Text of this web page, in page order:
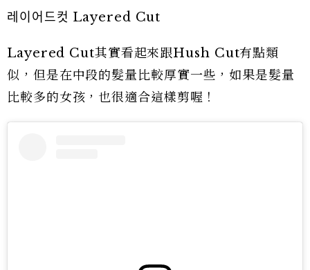
레이어드컷 Layered Cut
Layered Cut其實看起來跟Hush Cut有點類
似，但是在中段的髮量比較厚實一些，如果是髮量
比較多的女孩，也很適合這樣剪喔！